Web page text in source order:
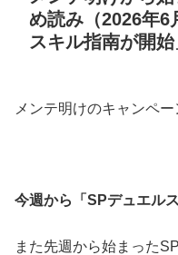
め読み（2026年6
スキル指南が開始
メンテ明けのキャンペ
今週から「SPデュエル
また先週から始まった